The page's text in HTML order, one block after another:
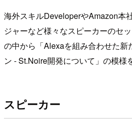
海外スキルDeveloperやAmazon本
ジャーなど様々なスピーカーのセ
の中から「Alexaを組み合わせた新
ン - St.Noire開発について」の模様
スピーカー